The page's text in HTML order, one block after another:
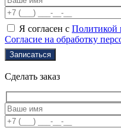
Я согласен с Политикой
Согласие на обработку
Сделать заказ